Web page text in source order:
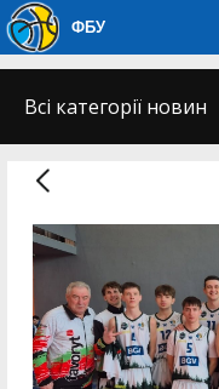
ФБУ
Всі категорії новин